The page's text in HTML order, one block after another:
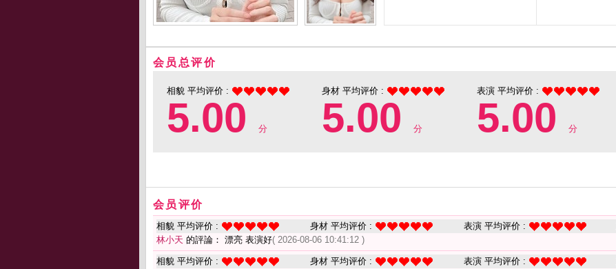
会员总评价
相貌 平均评价 :
5.00 分
身材 平均评价 :
5.00 分
表演 平均评价 :
5.00 分
会员评价
相貌 平均评价 : 身材 平均评价 : 表演 平均评价 :
林小天 的評論： 漂亮 表演好( 2026-08-06 10:41:12 )
相貌 平均评价 : 身材 平均评价 : 表演 平均评价 :